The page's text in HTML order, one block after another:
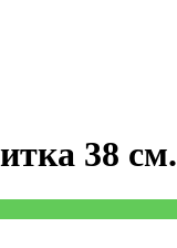
38 см.